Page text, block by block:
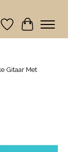
Verlanglijst
Gitaar Met